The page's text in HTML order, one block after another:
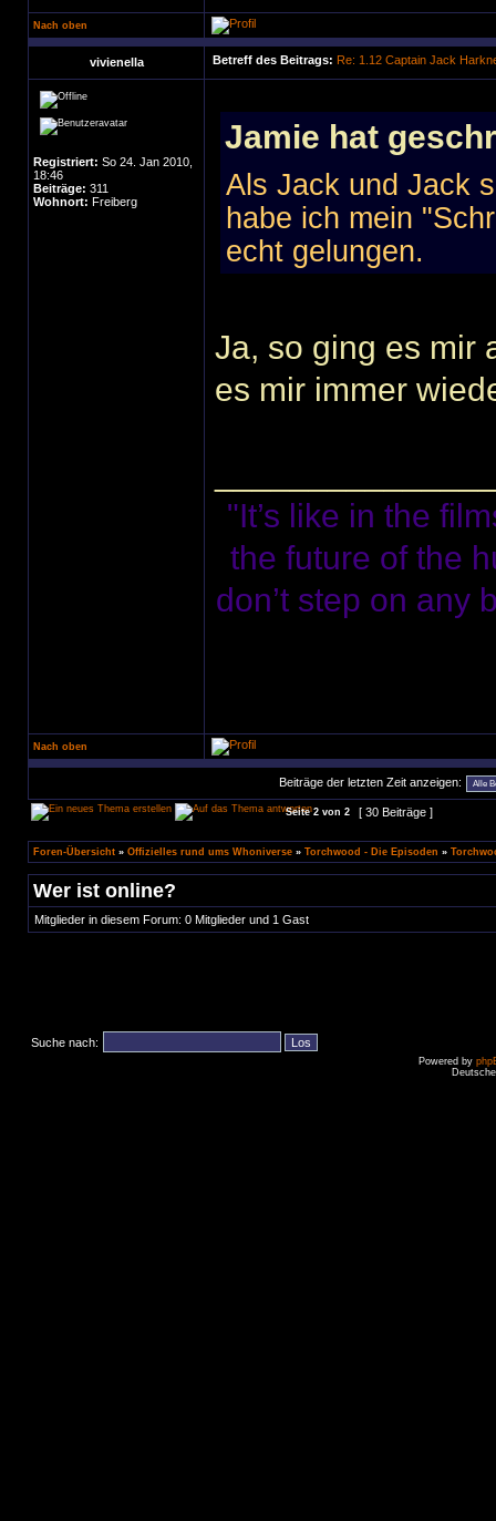
Nach oben
vivienella Betreff des Beitrags: Re: 1.12 Captain Jack
Registriert: So 24. Jan 2010,
18:46
Beiträge: 311
Wohnort: Freiberg
Jamie hat
Als Jack und Jack
habe ich mein
echt gelungen.
Ja, so ging es mir
es mir immer
"It’s like in the
the future of the
don’t step on any
Nach oben
Beiträge der letzten Zeit anzeigen:
Seite2 von 2 [ 30 Beiträge ]
Foren-Übersicht » Offizielles rund ums Whoniverse » Torchwood - Die Episoden »
Wer ist online?
Mitglieder in diesem Forum: 0 Mitglieder und 1 Gast
Suche nach:
Powered by